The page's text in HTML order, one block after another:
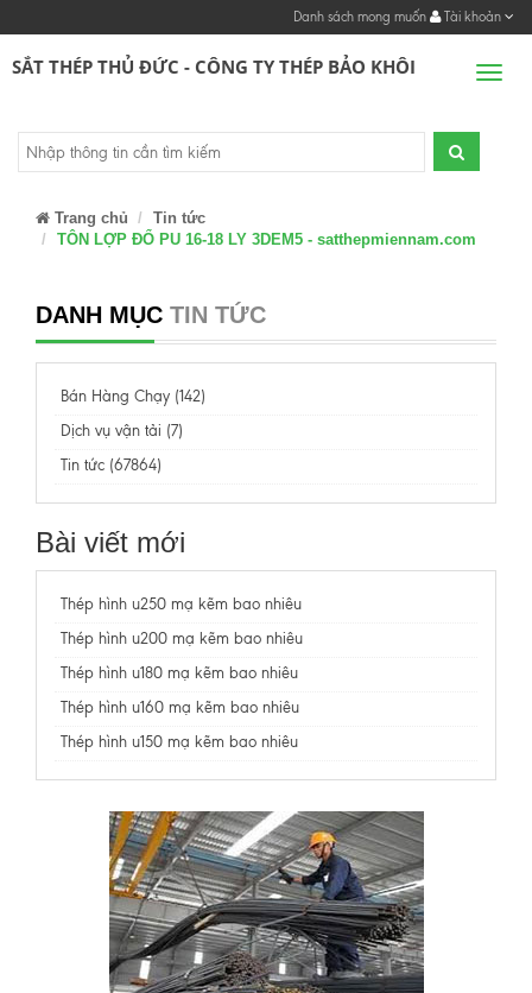
Danh sách mong muốn Tài khoản
SẮT THÉP THỦ ĐỨC - CÔNG TY THÉP BẢO KHÔI
Trang chủ
Tin tức
TÔN LỢP ĐỔ PU 16-18 LY 3DEM5 - satthepmiennam.com
DANH MỤC TIN TỨC
Bán Hàng Chạy (142)
Dịch vụ vận tải (7)
Tin tức (67864)
Bài viết mới
Thép hình u250 mạ kẽm bao nhiêu
Thép hình u200 mạ kẽm bao nhiêu
Thép hình u180 mạ kẽm bao nhiêu
Thép hình u160 mạ kẽm bao nhiêu
Thép hình u150 mạ kẽm bao nhiêu